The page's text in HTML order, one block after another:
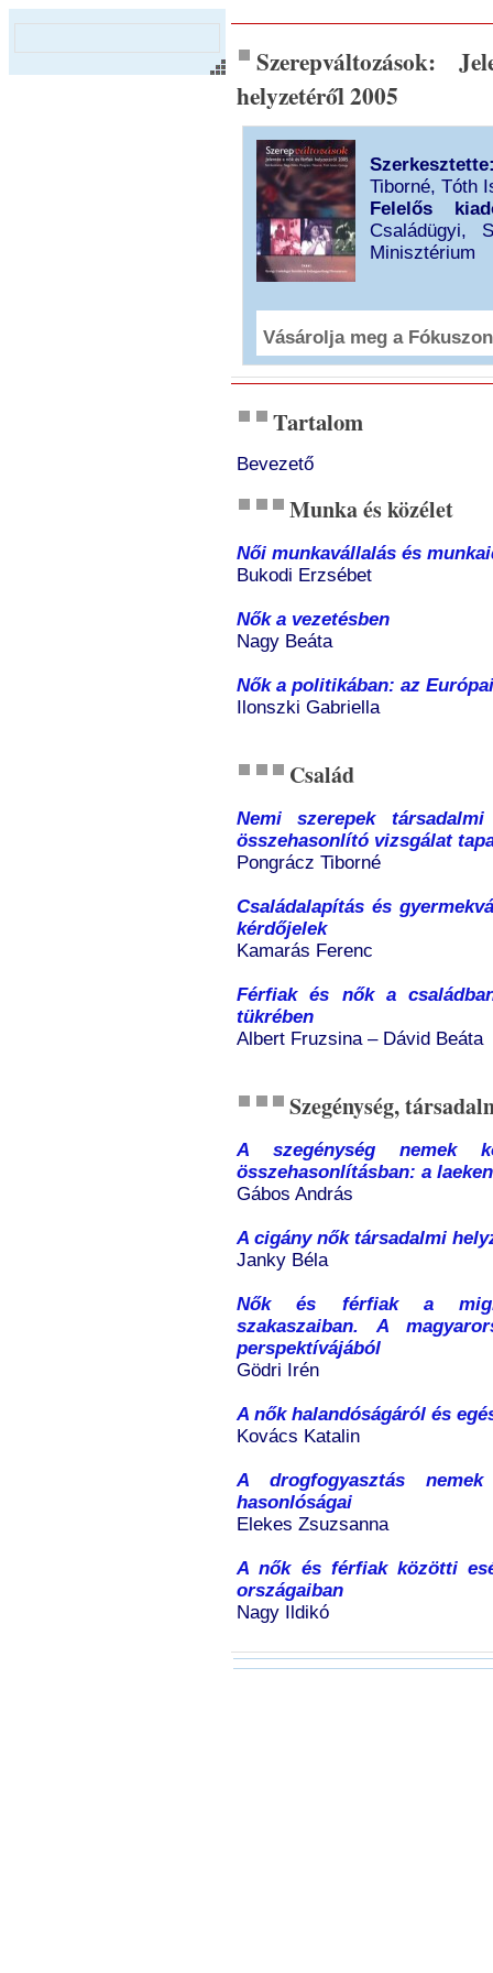
Szerepváltozások:
helyzetéről 2005
Tiborné, Tóth
Felelős
Családügyi,
Minisztérium
Vásárolja meg a
Tartalom
Bevezető
Munka és közélet
Női munkavállalás és
Bukodi Erzsébet
Nők a vezetésben
Nagy Beáta
Nők a politikában: az
Ilonszki Gabriella
Család
Nemi szerepek
összehasonlító vizsgálat
Pongrácz Tiborné
Családalapítás és
kérdőjelek
Kamarás Ferenc
Férfiak és nők a
tükrében
Albert Fruzsina – Dávid Beáta
Szegénység,
A szegénység nemek
összehasonlításban: a
Gábos András
A cigány nők társadalmi
Janky Béla
Nők és férfiak a
szakaszaiban. A
perspektívájából
Gödri Irén
A nők halandóságáról és
Kovács Katalin
A drogfogyasztás
hasonlóságai
Elekes Zsuzsanna
A nők és férfiak közötti
országaiban
Nagy Ildikó